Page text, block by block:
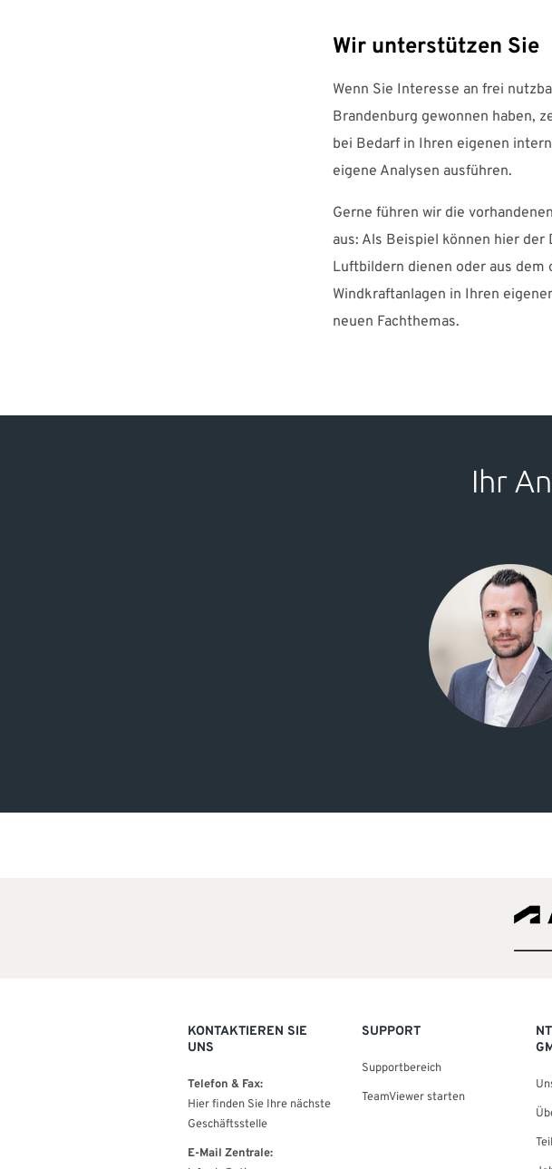
Wir unterstützen Sie
Wenn Sie Interesse an frei
Brandenburg gewonnen haben,
bei Bedarf in Ihren eigenen
eigene Analysen ausführen.
Gerne führen wir die
aus: Als Beispiel können hier
Luftbildern dienen oder aus dem
Windkraftanlagen in Ihren
neuen Fachthemas.
Ihr
KONTAKTIEREN SIE
UNS
Telefon & Fax:
Hier finden Sie Ihre nächste
Geschäftsstelle
E-Mail Zentrale:
SUPPORT
Supportbereich
TeamViewer starten